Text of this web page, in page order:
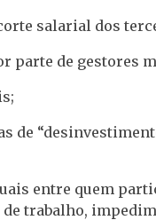
salarial dos
parte de gestores
de
entre quem
trabalho,